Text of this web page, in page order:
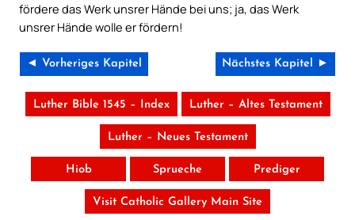
fördere das Werk unsrer Hände bei uns; ja, das Werk
unsrer Hände wolle er fördern!
◄ Vorheriges Kapitel Nächstes Kapitel ►
Luther Bible 1545 – Index Luther – Altes Testament
Luther – Neues Testament
Hiob Sprueche Prediger
Visit Catholic Gallery Main Site